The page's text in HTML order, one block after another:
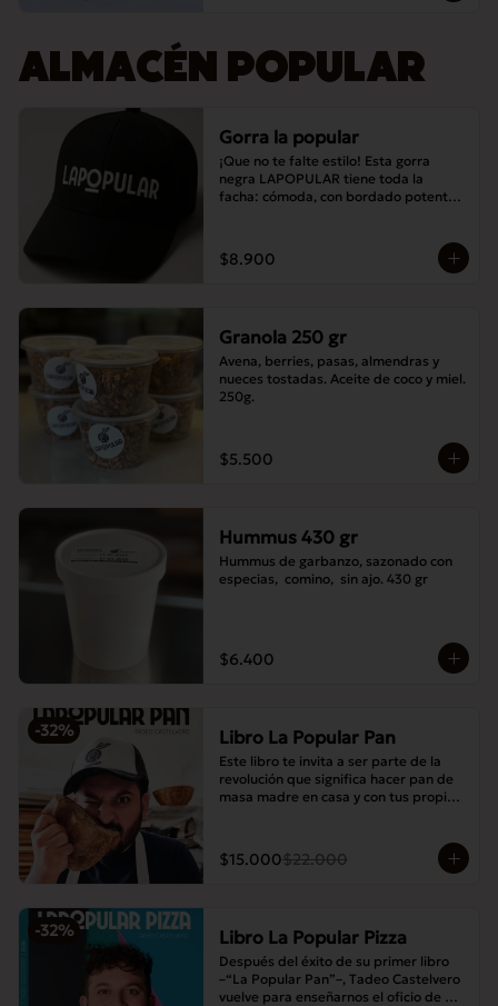
ALMACÉN POPULAR
Gorra la popular
¡Que no te falte estilo! Esta gorra
negra LAPOPULAR tiene toda la
facha: cómoda, con bordado potente y
$8.900
Granola 250 gr
Avena, berries, pasas, almendras y
nueces tostadas. Aceite de coco y miel.
250g.
$5.500
Hummus 430 gr
Hummus de garbanzo, sazonado con
especias,  comino,  sin ajo. 430 gr
$6.400
-32% Libro La Popular Pan
Este libro te invita a ser parte de la
revolución que significa hacer pan de
masa madre en casa y con tus propias
$15.000$22.000
-32% Libro La Popular Pizza
Después del éxito de su primer libro
–“La Popular Pan”–, Tadeo Castelvero
vuelve para enseñarnos el oficio de